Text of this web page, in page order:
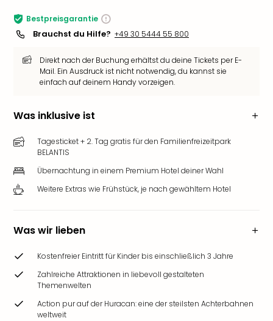
Bestpreisgarantie
Brauchst du Hilfe? +49 30 5444 55 800
Direkt nach der Buchung erhältst du deine Tickets per E-
Mail. Ein Ausdruck ist nicht notwendig, du kannst sie
einfach auf deinem Handy vorzeigen.
Was inklusive ist
Tagesticket + 2. Tag gratis für den Familienfreizeitpark
BELANTIS
Übernachtung in einem Premium Hotel deiner Wahl
Weitere Extras wie Frühstück, je nach gewähltem Hotel
Was wir lieben
Kostenfreier Eintritt für Kinder bis einschließlich 3 Jahre
Zahlreiche Attraktionen in liebevoll gestalteten
Themenwelten
Action pur auf der Huracan: eine der steilsten Achterbahnen
weltweit